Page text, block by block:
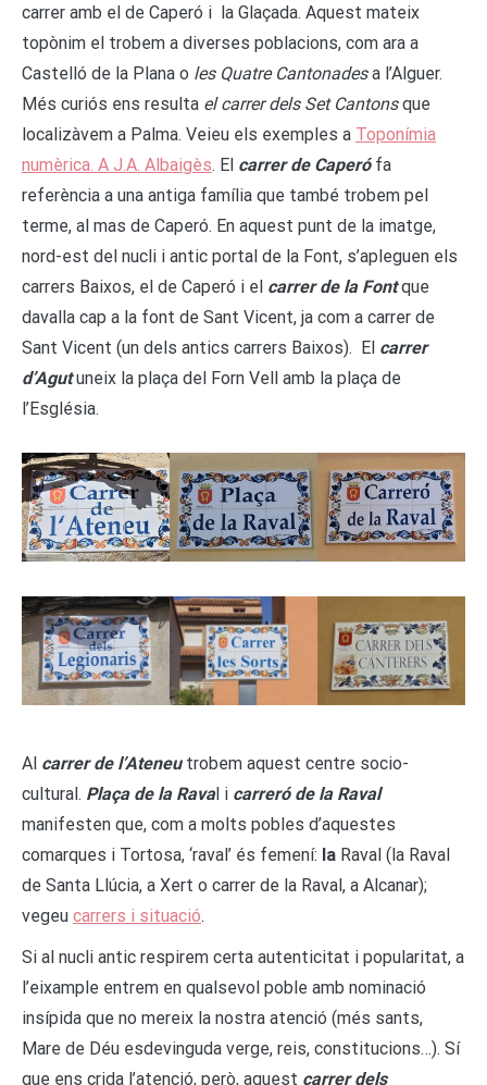
carrer amb el de Caperó i la Glaçada. Aquest mateix
topònim el trobem a diverses poblacions, com ara a
Castelló de la Plana o les Quatre Cantonadesa l’Alguer.
Més curiós ens resulta el carrer dels Set Cantonsque
localizàvem a Palma. Veieu els exemples a Toponímia
numèrica. A J.A. Albaigès. El carrer de Caperófa
referència a una antiga família que també trobem pel
terme, al mas de Caperó. En aquest punt de la imatge,
nord-est del nucli i antic portal de la Font, s’apleguen els
carrers Baixos, el de Caperó i el carrer de la Fontque
davalla cap a la font de Sant Vicent, ja com a carrer de
Sant Vicent (un dels antics carrers Baixos). El carrer
d’Agutuneix la plaça del Forn Vell amb la plaça de
l’Església.
Al carrer de l’Ateneutrobem aquest centre socio-
cultural. Plaça de la Raval i carreró de la Raval
manifesten que, com a molts pobles d’aquestes
comarques i Tortosa, ‘raval’ és femení: la Raval (la Raval
de Santa Llúcia, a Xert o carrer de la Raval, a Alcanar);
vegeu carrers i situació.
Si al nucli antic respirem certa autenticitat i popularitat, a
l’eixample entrem en qualsevol poble amb nominació
insípida que no mereix la nostra atenció (més sants,
Mare de Déu esdevinguda verge, reis, constitucions…). Sí
que ens crida l’atenció, però, aquest carrer dels